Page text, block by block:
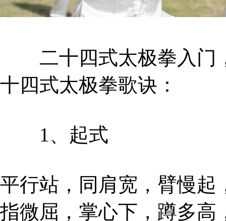
二十四式太极拳入门
十四式太极拳歌诀：
1、起式
平行站，同肩宽，臂慢起
指微屈，掌心下，蹲多高